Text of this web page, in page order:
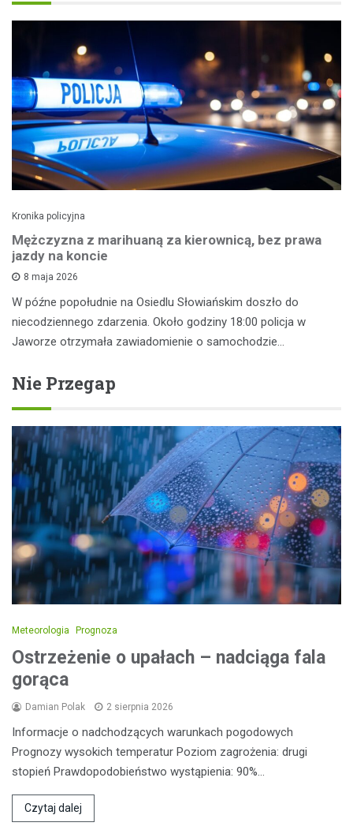
Kronika policyjna
Mężczyzna z marihuaną za kierownicą, bez prawa
jazdy na koncie
8 maja 2026
W późne popołudnie na Osiedlu Słowiańskim doszło do
niecodziennego zdarzenia. Około godziny 18:00 policja w
Jaworze otrzymała zawiadomienie o samochodzie…
Nie Przegap
Meteorologia Prognoza
Ostrzeżenie o upałach – nadciąga fala
gorąca
Damian Polak 2 sierpnia 2026
Informacje o nadchodzących warunkach pogodowych
Prognozy wysokich temperatur Poziom zagrożenia: drugi
stopień Prawdopodobieństwo wystąpienia: 90%…
Czytaj dalej